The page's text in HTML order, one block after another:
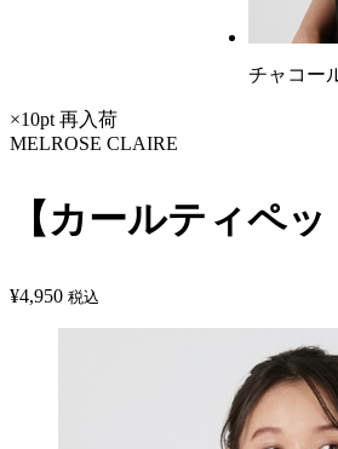
チャコー
×10pt 再入荷
MELROSE CLAIRE
【カールティペッ
¥4,950 税込